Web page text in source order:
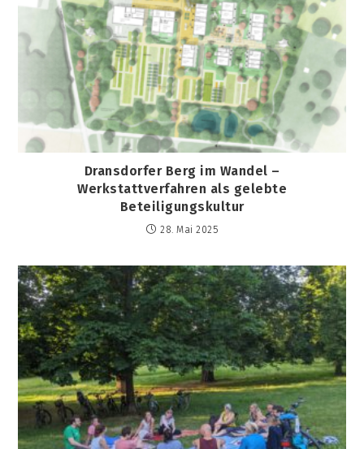
Dransdorfer Berg im Wandel –
Werkstattverfahren als gelebte
Beteiligungskultur
28. Mai 2025